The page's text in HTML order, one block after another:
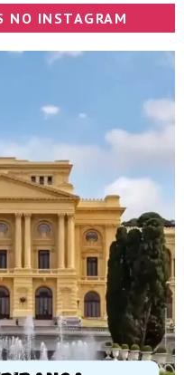
NO INSTAGRAM